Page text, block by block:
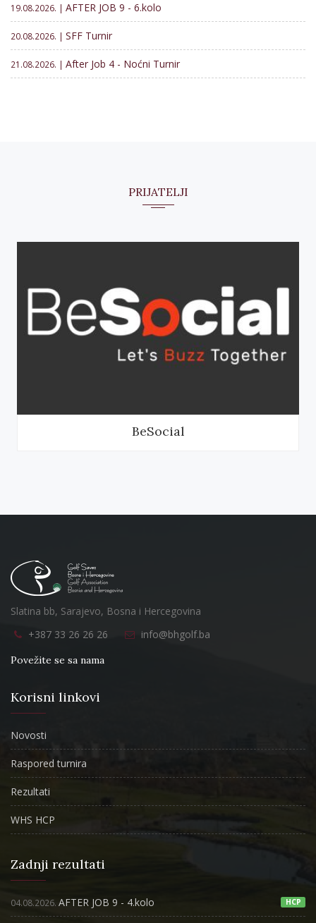
19.08.2026. | AFTER JOB 9 - 6.kolo
20.08.2026. | SFF Turnir
21.08.2026. | After Job 4 - Noćni Turnir
PRIJATELJI
BeSocial
Slatina bb, Sarajevo, Bosna i Hercegovina
+387 33 26 26 26
info@bhgolf.ba
Povežite se sa nama
Korisni linkovi
Novosti
Raspored turnira
Rezultati
WHS HCP
Zadnji rezultati
04.08.2026. AFTER JOB 9 - 4.kolo HCP